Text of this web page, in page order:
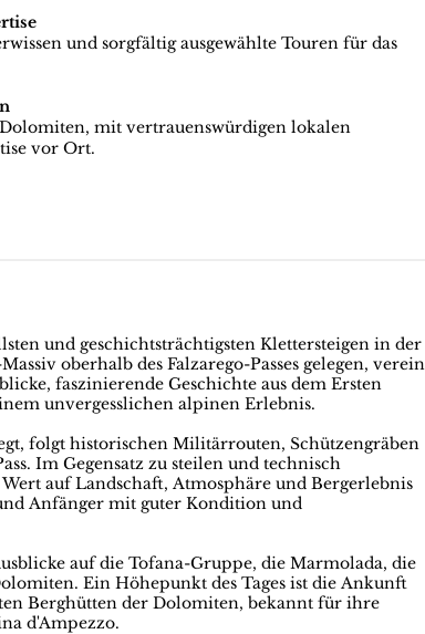
und sorgfältig ausgewählte Touren für das
mit vertrauenswürdigen lokalen
vor Ort.
und geschichtsträchtigsten Klettersteigen in der
oberhalb des Falzarego-Passes gelegen,
faszinierende Geschichte aus dem Ersten
unvergesslichen alpinen Erlebnis.
folgt historischen Militärrouten, Schützengräben
Im Gegensatz zu steilen und technisch
auf Landschaft, Atmosphäre und Bergerlebnis
Anfänger mit guter Kondition und
auf die Tofana-Gruppe, die Marmolada, die
Ein Höhepunkt des Tages ist die Ankunft
Berghütten der Dolomiten, bekannt für ihre
d'Ampezzo.